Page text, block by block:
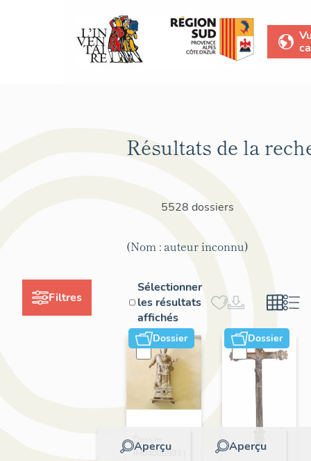
Filtres
Résultats de la
5528 dossiers
(Nom : auteur inconnu)
Sélectionner
les résultats
affichés
Dossier
Aperçu
IM04000803 |
Dossier
Aperçu